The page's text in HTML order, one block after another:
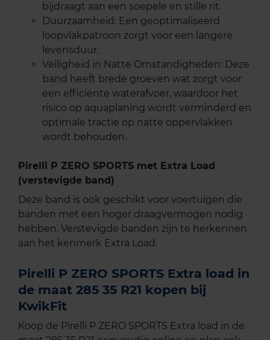
bijdraagt aan een soepele en stille rit.
Duurzaamheid: Een geoptimaliseerd
loopvlakpatroon zorgt voor een langere
levensduur.
Veiligheid in Natte Omstandigheden: Deze
band heeft brede groeven wat zorgt voor
een efficiënte waterafvoer, waardoor het
risico op aquaplaning wordt verminderd en
optimale tractie op natte oppervlakken
wordt behouden.
Pirelli P ZERO SPORTS met Extra Load
(verstevigde band)
Deze band is ook geschikt voor voertuigen die
banden met een hoger draagvermogen nodig
hebben. Verstevigde banden zijn te herkennen
aan het kenmerk Extra Load.
Pirelli P ZERO SPORTS Extra load in
de maat 285 35 R21 kopen bij
KwikFit
Koop de Pirelli P ZERO SPORTS Extra load in de